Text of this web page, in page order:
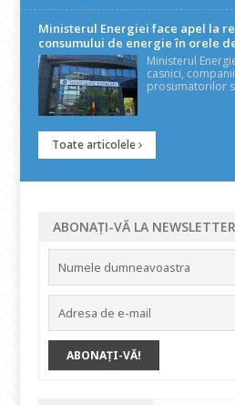
Ministerul Energiei face apel la
consumului de energie în orele
Ministerul
casnici,
prosumatorilor
Toate articolele
ABONAȚI-VĂ LA NEWSLETTER